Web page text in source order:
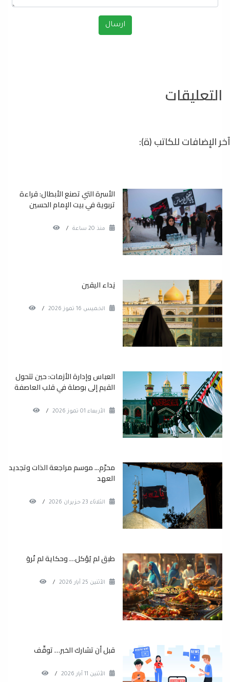
التعليقات
آخر الإضافات للكاتب (ة):
الأسرة التي تصنع الأبطال: قراءة
تربوية في بيت الإمام الحسين
منذ 20 ساعة /
نِداء اليقين
الخميس 16 تموز 2026 /
العباس وإدارة الأزمات: حين تتحول
القيم إلى بوصلة في قلب العاصفة
الأربعاء 01 تموز 2026 /
محرّم... موسم مراجعة الذات وتجديد
العهد
الثلاثاء 23 حزيران 2026 /
طبق لم يُؤكل… وحكاية لم تُروَ
الأثنين 25 آيار 2026 /
قبل أن تشارك الخبر… توقّف
الأثنين 11 آيار 2026 /